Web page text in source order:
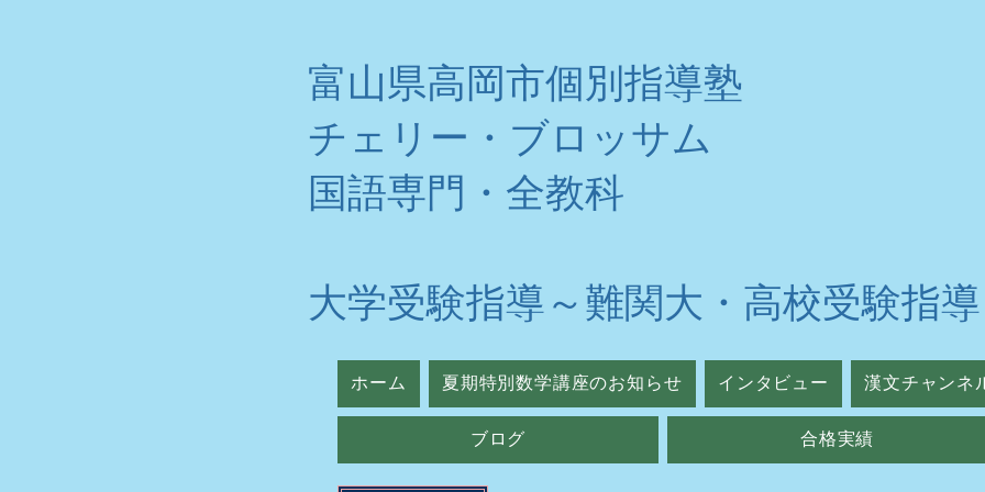
富山県高岡市個別指導塾
チェリー・ブロッサム
​国語専門・全教科
大学受験指導～難関大・高校受験指導
ホーム 夏期特別数学講座のお知らせ インタビュー 漢文チャンネ
ブログ 合格実績